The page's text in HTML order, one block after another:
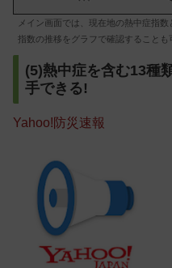
メイン画面では、現在地の熱中症指
指数の推移をグラフで確認することも
(5)熱中症を含む13種
手できる!
Yahoo!防災速報